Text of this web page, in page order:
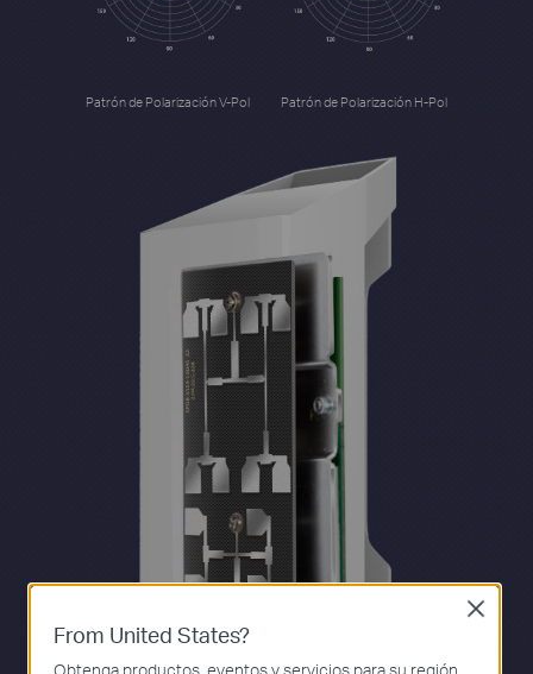
Patrón de Polarización V-Pol Patrón de Polarización H-Pol
From United States?
Obtenga productos, eventos y servicios para su región.
Close